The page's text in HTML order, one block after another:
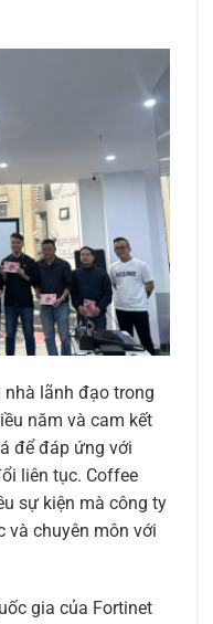
lãnh đạo trong
năm và cam kết
để đáp ứng với
liên tục. Coffee
sự kiện mà công ty
và chuyên môn với
gia của Fortinet